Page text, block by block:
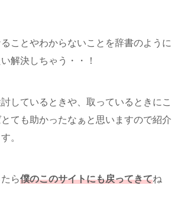
ことやわからないことを辞書のように
解決しちゃう・・！
しているときや、取っているときにこ
ても助かったなぁと思いますので紹介
。
ら僕のこのサイトにも戻ってきてね